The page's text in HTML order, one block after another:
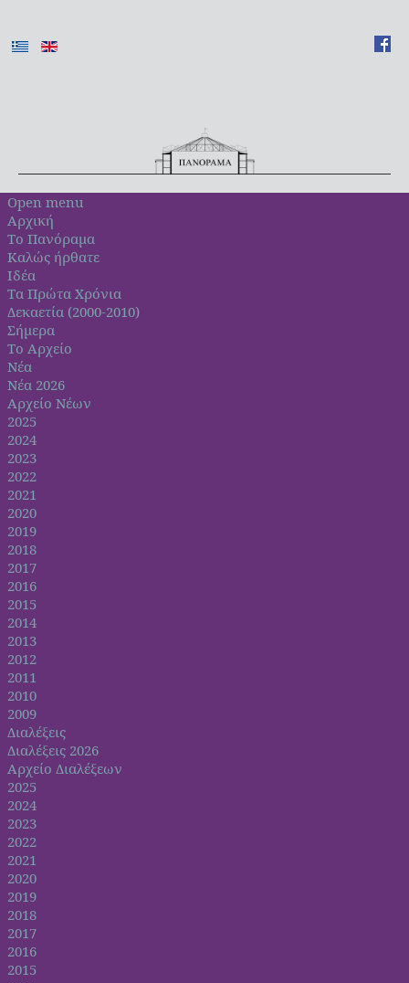
Open menu
Αρχική
Το Πανόραμα
Καλώς ήρθατε
Ιδέα
Τα Πρώτα Χρόνια
Δεκαετία (2000-2010)
Σήμερα
Το Αρχείο
Νέα
Νέα 2026
Αρχείο Νέων
2025
2024
2023
2022
2021
2020
2019
2018
2017
2016
2015
2014
2013
2012
2011
2010
2009
Διαλέξεις
Διαλέξεις 2026
Αρχείο Διαλέξεων
2025
2024
2023
2022
2021
2020
2019
2018
2017
2016
2015